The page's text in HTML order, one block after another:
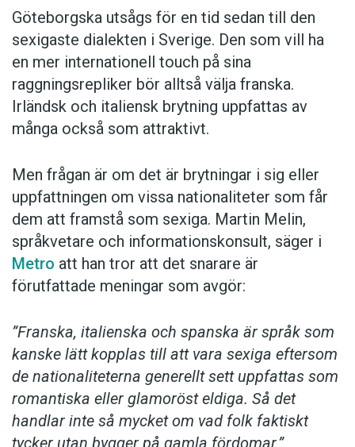
Göteborgska utsågs för en tid sedan till den
sexigaste dialekten i Sverige. Den som vill ha
en mer internationell touch på sina
raggningsrepliker bör alltså välja franska.
Irländsk och italiensk brytning uppfattas av
många också som attraktivt.
Men frågan är om det är brytningar i sig eller
uppfattningen om vissa nationaliteter som får
dem att framstå som sexiga. Martin Melin,
språkvetare och informationskonsult, säger i
Metro att han tror att det snarare är
förutfattade meningar som avgör:
”Franska, italienska och spanska är språk som
kanske lätt kopplas till att vara sexiga eftersom
de nationaliteterna generellt sett uppfattas som
romantiska eller glamoröst eldiga. Så det
handlar inte så mycket om vad folk faktiskt
tycker utan bygger på gamla fördomar.”